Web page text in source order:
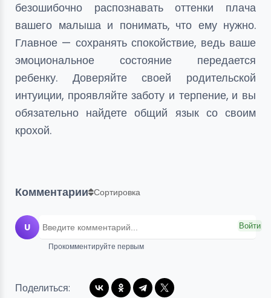
безошибочно распознавать оттенки плача
вашего малыша и понимать, что ему нужно.
Главное — сохранять спокойствие, ведь ваше
эмоциональное состояние передается
ребенку. Доверяйте своей родительской
интуиции, проявляйте заботу и терпение, и вы
обязательно найдете общий язык со своим
крохой.
Комментарии Сортировка
U Войти
Прокомментируйте первым
Поделиться: